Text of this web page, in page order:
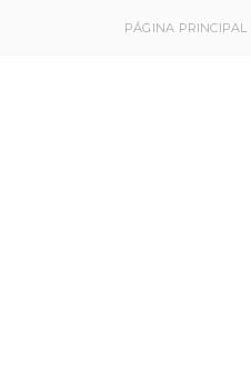
PÁGINA PRINCIPAL